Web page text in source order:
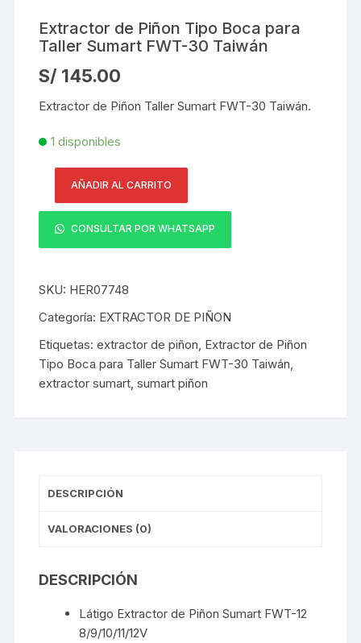
Extractor de Piñon Tipo Boca para
Taller Sumart FWT-30 Taiwán
S/ 145.00
Extractor de Piñon Taller Sumart FWT-30 Taiwán.
1 disponibles
Extractor
de
Piñon
Tipo
para
Taller
Sumart
FWT-
30
Taiwán
AÑADIR AL CARRITO
CONSULTAR POR WHATSAPP
SKU: HER07748
Categoría: EXTRACTOR DE PIÑON
Etiquetas:extractor de piñon, Extractor de Piñon
Tipo Boca para Taller Sumart FWT-30 Taiwán,
extractor sumart,sumart piñon
DESCRIPCIÓN
VALORACIONES (0)
DESCRIPCIÓN
Látigo Extractor de Piñon Sumart FWT-12
8/9/10/11/12V